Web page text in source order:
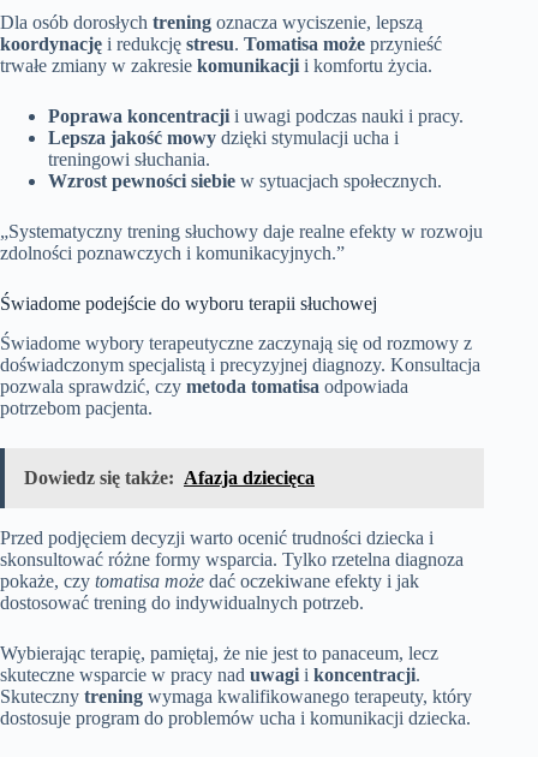
Dla osób dorosłych trening oznacza wyciszenie, lepszą
koordynację i redukcję stresu. Tomatisa może przynieść
trwałe zmiany w zakresie komunikacji i komfortu życia.
Poprawa koncentracji i uwagi podczas nauki i pracy.
Lepsza jakość mowy dzięki stymulacji ucha i
treningowi słuchania.
Wzrost pewności siebie w sytuacjach społecznych.
„Systematyczny trening słuchowy daje realne efekty w rozwoju
zdolności poznawczych i komunikacyjnych.”
Świadome podejście do wyboru terapii słuchowej
Świadome wybory terapeutyczne zaczynają się od rozmowy z
doświadczonym specjalistą i precyzyjnej diagnozy. Konsultacja
pozwala sprawdzić, czy metoda tomatisa odpowiada
potrzebom pacjenta.
Dowiedz się także: Afazja dziecięca
Przed podjęciem decyzji warto ocenić trudności dziecka i
skonsultować różne formy wsparcia. Tylko rzetelna diagnoza
pokaże, czy tomatisa może dać oczekiwane efekty i jak
dostosować trening do indywidualnych potrzeb.
Wybierając terapię, pamiętaj, że nie jest to panaceum, lecz
skuteczne wsparcie w pracy nad uwagi i koncentracji.
Skuteczny trening wymaga kwalifikowanego terapeuty, który
dostosuje program do problemów ucha i komunikacji dziecka.